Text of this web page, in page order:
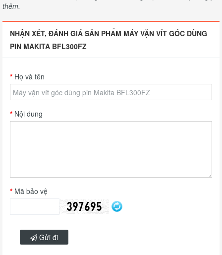
thêm.
NHẬN XÉT, ĐÁNH GIÁ SẢN PHẨM MÁY VẶN VÍT GÓC DÙNG
PIN MAKITA BFL300FZ
Họ và tên
Nội dung
Mã bảo vệ
Gửi đi